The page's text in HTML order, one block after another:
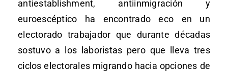
antiestablishment, antiinmigración y
euroescéptico ha encontrado eco en un
electorado trabajador que durante décadas
sostuvo a los laboristas pero que lleva tres
ciclos electorales migrando hacia opciones de